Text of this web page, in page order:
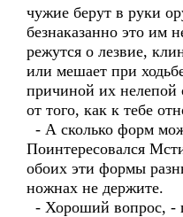
чужие берут в руки
безнаказанно это им
режутся о лезвие,
или мешает при
причиной их нелепой
от того, как к тебе
- А сколько форм
Поинтересовался
обоих эти формы
ножнах не держите.
- Хороший вопрос, -